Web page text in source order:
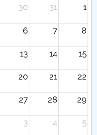
30 31 1
6 7 8
13 14 15
20 21 22
27 28 29
3 4 5